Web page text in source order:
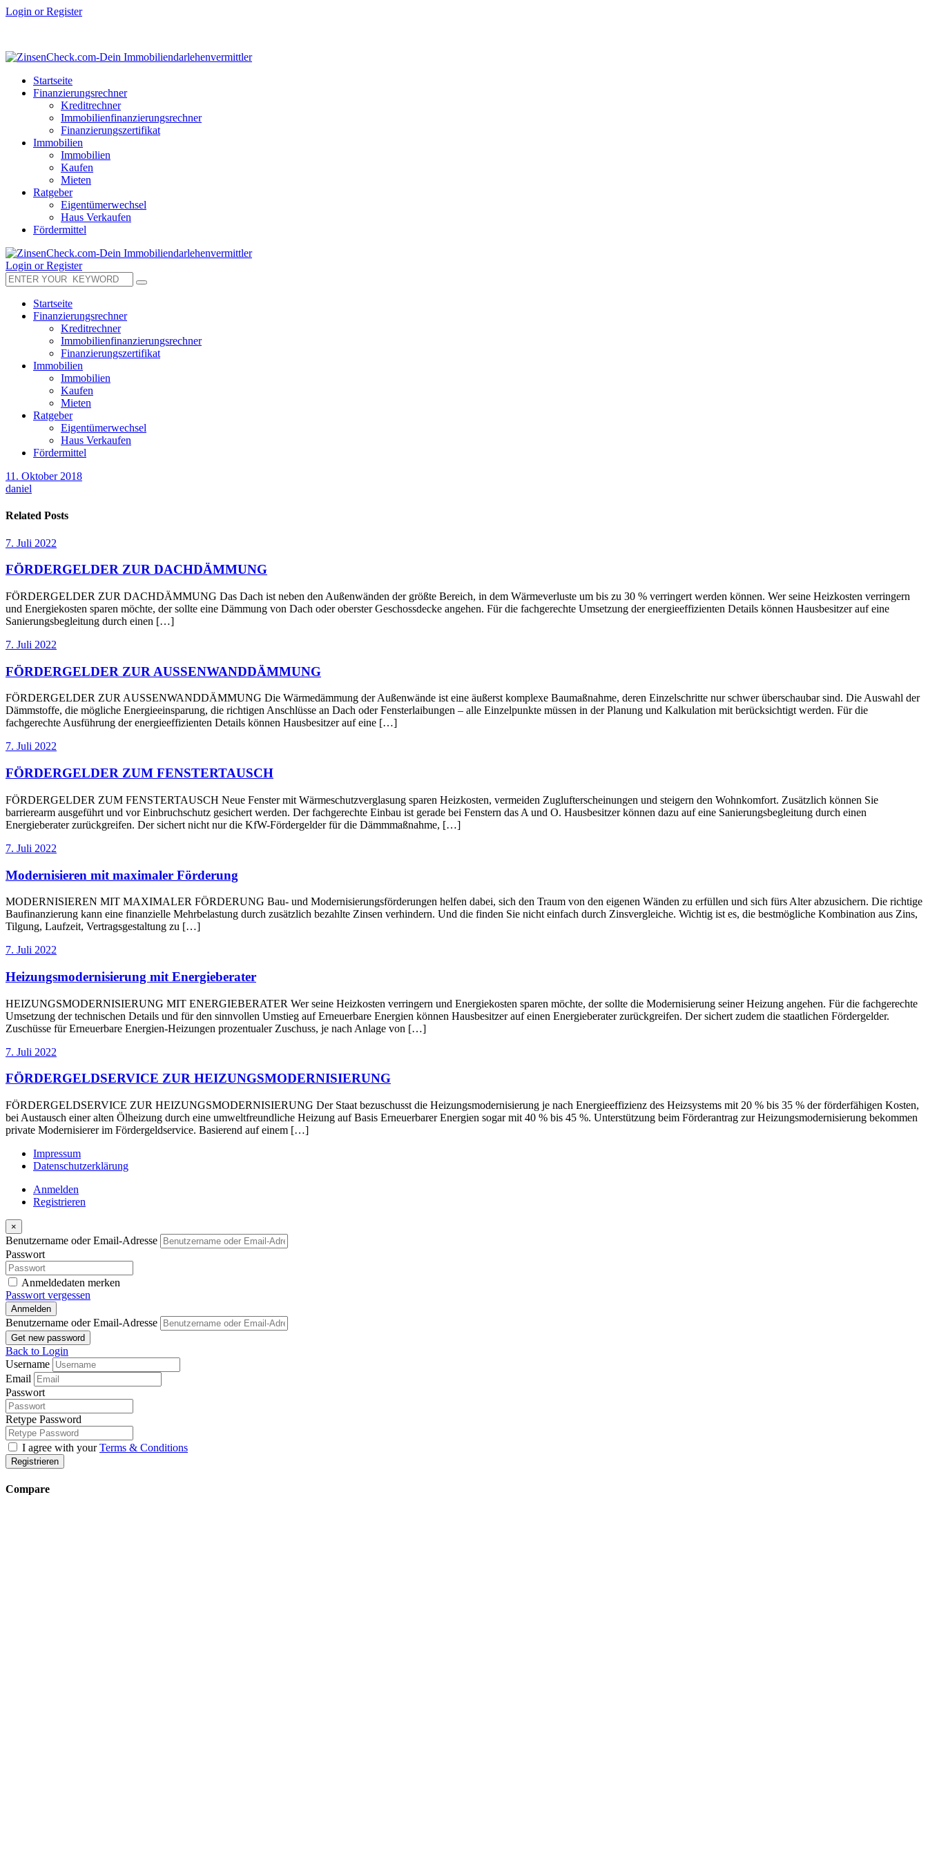
Login or Register
Startseite
Finanzierungsrechner
Kreditrechner
Immobilienfinanzierungsrechner
Finanzierungszertifikat
Immobilien
Immobilien
Kaufen
Mieten
Ratgeber
Eigentümerwechsel
Haus Verkaufen
Fördermittel
Login or Register
Startseite
Finanzierungsrechner
Kreditrechner
Immobilienfinanzierungsrechner
Finanzierungszertifikat
Immobilien
Immobilien
Kaufen
Mieten
Ratgeber
Eigentümerwechsel
Haus Verkaufen
Fördermittel
11. Oktober 2018
daniel
Related Posts
7. Juli 2022
FÖRDERGELDER ZUR DACHDÄMMUNG
FÖRDERGELDER ZUR DACHDÄMMUNG Das Dach ist neben den Außenwänden der größte Bereich, in dem Wärmeverluste um bis zu 30 % verringert werden können. Wer seine Heizkosten verringern
und Energiekosten sparen möchte, der sollte eine Dämmung von Dach oder oberster Geschossdecke angehen. Für die fachgerechte Umsetzung der energieeffizienten Details können Hausbesitzer auf eine
Sanierungsbegleitung durch einen […]
7. Juli 2022
FÖRDERGELDER ZUR AUSSENWANDDÄMMUNG
FÖRDERGELDER ZUR AUSSENWANDDÄMMUNG Die Wärmedämmung der Außenwände ist eine äußerst komplexe Baumaßnahme, deren Einzelschritte nur schwer überschaubar sind. Die Auswahl der
Dämmstoffe, die mögliche Energieeinsparung, die richtigen Anschlüsse an Dach oder Fensterlaibungen – alle Einzelpunkte müssen in der Planung und Kalkulation mit berücksichtigt werden. Für die
fachgerechte Ausführung der energieeffizienten Details können Hausbesitzer auf eine […]
7. Juli 2022
FÖRDERGELDER ZUM FENSTERTAUSCH
FÖRDERGELDER ZUM FENSTERTAUSCH Neue Fenster mit Wärmeschutzverglasung sparen Heizkosten, vermeiden Zuglufterscheinungen und steigern den Wohnkomfort. Zusätzlich können Sie
barrierearm ausgeführt und vor Einbruchschutz gesichert werden. Der fachgerechte Einbau ist gerade bei Fenstern das A und O. Hausbesitzer können dazu auf eine Sanierungsbegleitung durch einen
Energieberater zurückgreifen. Der sichert nicht nur die KfW-Fördergelder für die Dämmmaßnahme, […]
7. Juli 2022
Modernisieren mit maximaler Förderung
MODERNISIEREN MIT MAXIMALER FÖRDERUNG Bau- und Modernisierungsförderungen helfen dabei, sich den Traum von den eigenen Wänden zu erfüllen und sich fürs Alter abzusichern. Die richtige
Baufinanzierung kann eine finanzielle Mehrbelastung durch zusätzlich bezahlte Zinsen verhindern. Und die finden Sie nicht einfach durch Zinsvergleiche. Wichtig ist es, die bestmögliche Kombination aus Zins,
Tilgung, Laufzeit, Vertragsgestaltung zu […]
7. Juli 2022
Heizungsmodernisierung mit Energieberater
HEIZUNGSMODERNISIERUNG MIT ENERGIEBERATER Wer seine Heizkosten verringern und Energiekosten sparen möchte, der sollte die Modernisierung seiner Heizung angehen. Für die fachgerechte
Umsetzung der technischen Details und für den sinnvollen Umstieg auf Erneuerbare Energien können Hausbesitzer auf einen Energieberater zurückgreifen. Der sichert zudem die staatlichen Fördergelder.
Zuschüsse für Erneuerbare Energien-Heizungen prozentualer Zuschuss, je nach Anlage von […]
7. Juli 2022
FÖRDERGELDSERVICE ZUR HEIZUNGSMODERNISIERUNG
FÖRDERGELDSERVICE ZUR HEIZUNGSMODERNISIERUNG Der Staat bezuschusst die Heizungsmodernisierung je nach Energieeffizienz des Heizsystems mit 20 % bis 35 % der förderfähigen Kosten,
bei Austausch einer alten Ölheizung durch eine umweltfreundliche Heizung auf Basis Erneuerbarer Energien sogar mit 40 % bis 45 %. Unterstützung beim Förderantrag zur Heizungsmodernisierung bekommen
private Modernisierer im Fördergeldservice. Basierend auf einem […]
Impressum
Datenschutzerklärung
Anmelden
Registrieren
×
Benutzername oder Email-Adresse
Passwort
Anmeldedaten merken
Passwort vergessen
Anmelden
Benutzername oder Email-Adresse
Get new password
Back to Login
Username
Email
Passwort
Retype Password
I agree with yourTerms & Conditions
Registrieren
Compare